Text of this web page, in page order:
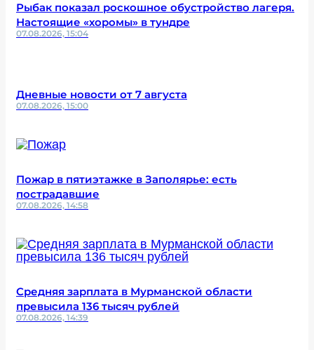
Рыбак показал роскошное обустройство лагеря.
Настоящие «хоромы» в тундре
07.08.2026, 15:04
Дневные новости от 7 августа
07.08.2026, 15:00
Пожар в пятиэтажке в Заполярье: есть
пострадавшие
07.08.2026, 14:58
Средняя зарплата в Мурманской области
превысила 136 тысяч рублей
07.08.2026, 14:39